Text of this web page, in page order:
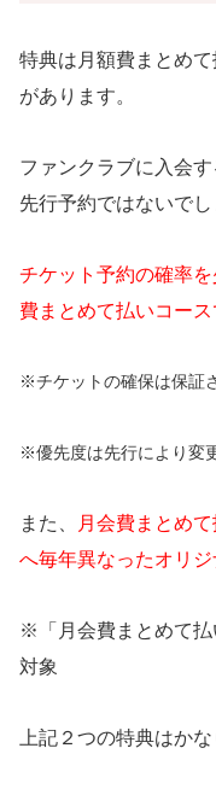
特典は月額費まとめ
があります。
ファンクラブに入会
先行予約ではないでし
チケット予約の確率
費まとめて払いコー
※チケットの確保は保証
※優先度は先行により変
また、
月会費まとめ
へ毎年異なったオリジ
※「月会費まとめて
対象
上記２つの特典はか